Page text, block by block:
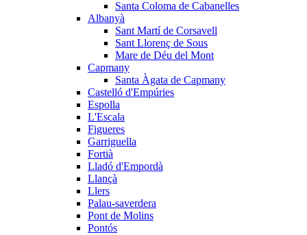
Santa Coloma de Cabanelles
Albanyà
Sant Martí de Corsavell
Sant Llorenç de Sous
Mare de Déu del Mont
Capmany
Santa Àgata de Capmany
Castelló d'Empúries
Espolla
L'Escala
Figueres
Garriguella
Fortià
Lladó d'Empordà
Llançà
Llers
Palau-saverdera
Pont de Molins
Pontós